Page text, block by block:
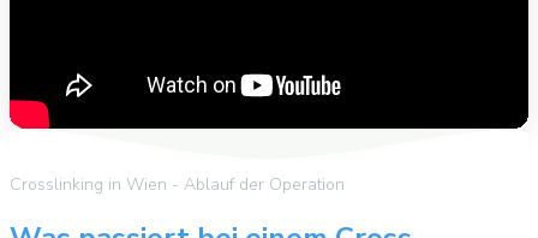
Crosslinking in Wien - Ablauf der Operation